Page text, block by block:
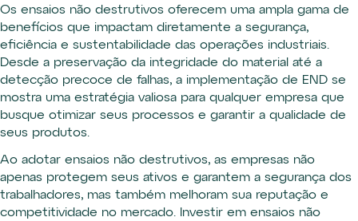
Os ensaios não destrutivos oferecem uma ampla gama de
benefícios que impactam diretamente a segurança,
eficiência e sustentabilidade das operações industriais.
Desde a preservação da integridade do material até a
detecção precoce de falhas, a implementação de END se
mostra uma estratégia valiosa para qualquer empresa que
busque otimizar seus processos e garantir a qualidade de
seus produtos.
Ao adotar ensaios não destrutivos, as empresas não
apenas protegem seus ativos e garantem a segurança dos
trabalhadores, mas também melhoram sua reputação e
competitividade no mercado. Investir em ensaios não